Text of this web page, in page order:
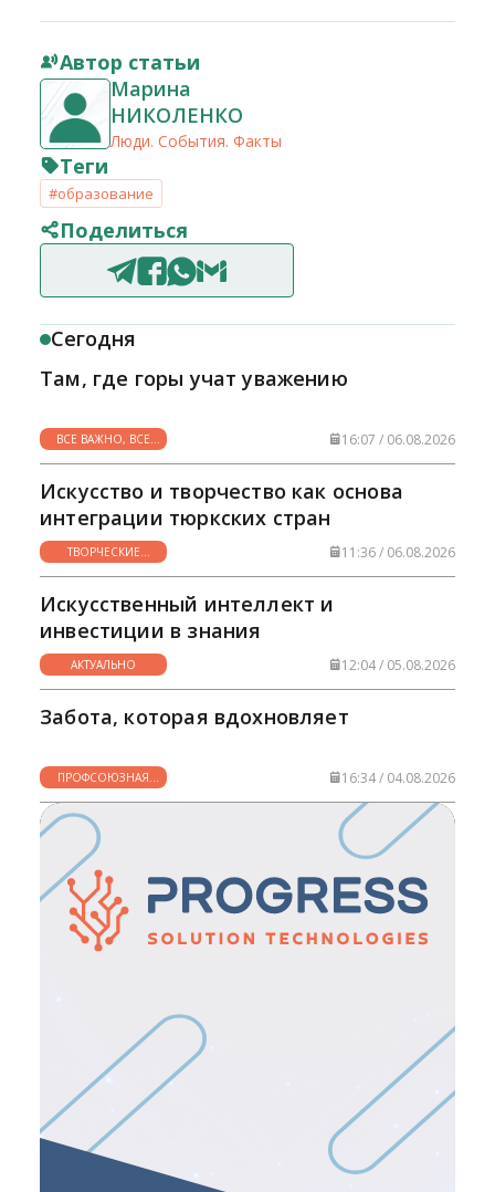
Автор статьи
Марина
НИКОЛЕНКО
Люди. События. Факты
Теги
#образование
Поделиться
Сегодня
Там, где горы учат уважению
ВСЕ ВАЖНО, ВСЕ
НУЖНО
16:07 / 06.08.2026
Искусство и творчество как основа
интеграции тюркских стран
ТВОРЧЕСКИЕ
ГОРИЗОНТЫ
11:36 / 06.08.2026
Искусственный интеллект и
инвестиции в знания
АКТУАЛЬНО 12:04 / 05.08.2026
Забота, которая вдохновляет
ПРОФСОЮЗНАЯ
ЖИЗНЬ
16:34 / 04.08.2026